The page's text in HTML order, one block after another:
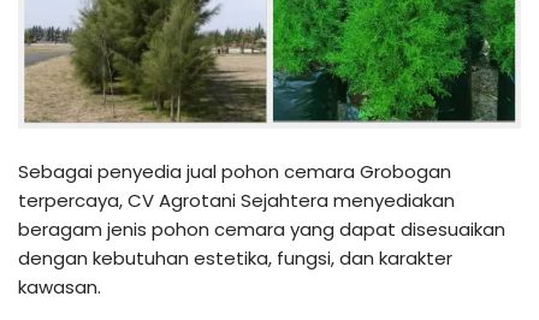
Sebagai penyedia jual pohon cemara Grobogan
terpercaya, CV Agrotani Sejahtera menyediakan
beragam jenis pohon cemara yang dapat disesuaikan
dengan kebutuhan estetika, fungsi, dan karakter
kawasan.